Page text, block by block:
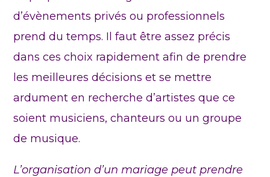
d’évènements privés ou professionnels
prend du temps. Il faut être assez précis
dans ces choix rapidement afin de prendre
les meilleures décisions et se mettre
ardument en recherche d’artistes que ce
soient musiciens, chanteurs ou un groupe
de musique.
L’organisation d’un mariage peut prendre